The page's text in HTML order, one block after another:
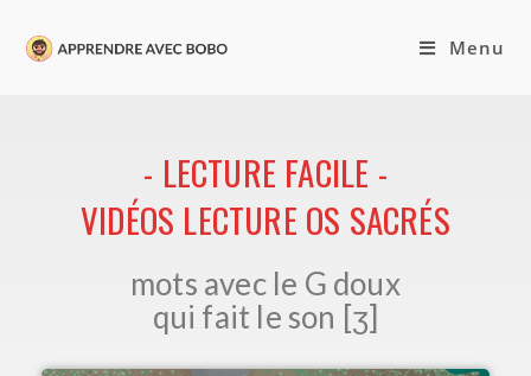
Menu
- LECTURE FACILE -
VIDÉOS LECTURE OS SACRÉS
mots avec le G doux
qui fait le son [ʒ]